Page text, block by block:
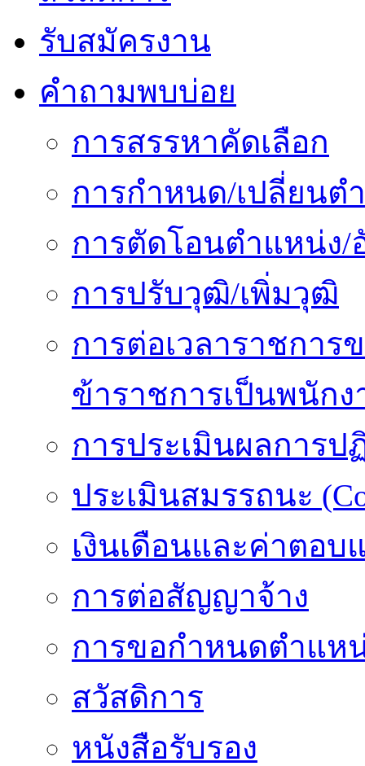
รับสมัครงาน
คำถามพบบ่อย
การสรรหาคัดเลือก
การกำหนด/เปลี่ยนต
การตัดโอนตำแหน่ง/
การปรับวุฒิ/เพิ่มวุฒิ
การต่อเวลาราชการ
ข้าราชการเป็นพนักง
การประเมินผลการป
ประเมินสมรรถนะ
เงินเดือนและค่าตอบ
การต่อสัญญาจ้าง
การขอกำหนดตำแห
สวัสดิการ
หนังสือรับรอง